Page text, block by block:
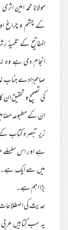
مولانا محمد امین
کے چشم و چراغ
المفاتیح کے
انجام دی ہے وہ
صاحبزادے جناب
کی تصحیح و تحقیق
ان کے مطبوعہ
زیر تبصرہ کتاب
ہے اور اس سلسلے
میں سے ایک
بڑا اہم ہے۔
حدیث کی اصطلاحات
یہ سب کتابیں